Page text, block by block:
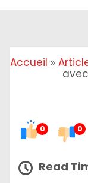
Accueil »
0 0
Read